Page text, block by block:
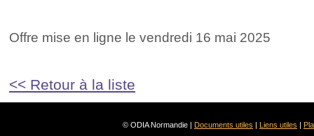
Offre mise en ligne le vendredi 16 mai 2025
<< Retour à la liste
© ODIA Normandie | Documents utiles Liens utiles